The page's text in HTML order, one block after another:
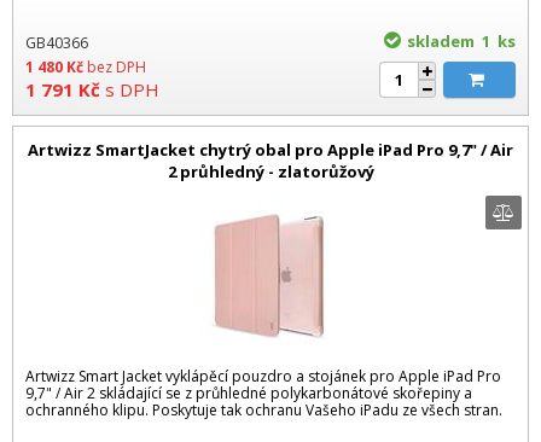
skladem 1 ks
GB40366
1 480 Kč bez DPH
1 791 Kč s DPH
Artwizz SmartJacket chytrý obal pro Apple iPad Pro 9,7" / Air
2 průhledný - zlatorůžový
Artwizz Smart Jacket vyklápěcí pouzdro a stojánek pro Apple iPad Pro
9,7" / Air 2 skládající se z průhledné polykarbonátové skořepiny a
ochranného klipu. Poskytuje tak ochranu Vašeho iPadu ze všech stran.